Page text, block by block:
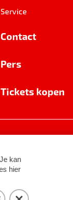
Service
Contact
Pers
Tickets kopen